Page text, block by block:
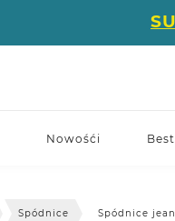
Nowośći
Spódnice Spódnice